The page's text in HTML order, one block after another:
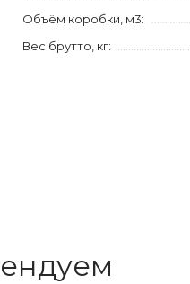
Объём коробки, м3:
Вес брутто, кг: